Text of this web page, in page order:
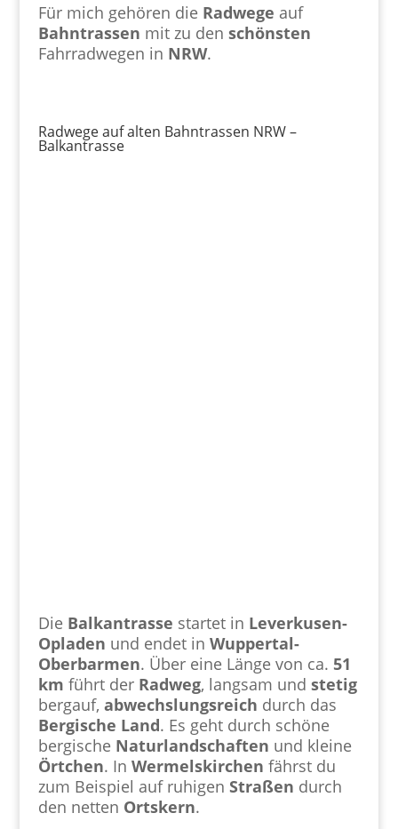
Für mich gehören die Radwege auf
Bahntrassen mit zu den schönsten
Fahrradwegen in NRW.
Radwege auf alten Bahntrassen NRW –
Balkantrasse
Die Balkantrasse startet in Leverkusen-
Opladen und endet in Wuppertal-
Oberbarmen. Über eine Länge von ca. 51
km führt der Radweg, langsam und stetig
bergauf, abwechslungsreich durch das
Bergische Land. Es geht durch schöne
bergische Naturlandschaften und kleine
Örtchen. In Wermelskirchen fährst du
zum Beispiel auf ruhigen Straßen durch
den netten Ortskern.